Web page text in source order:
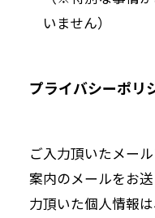
いません）
プライバシーポリ
ご入力頂いたメー
案内のメールをお
力頂いた個人情報